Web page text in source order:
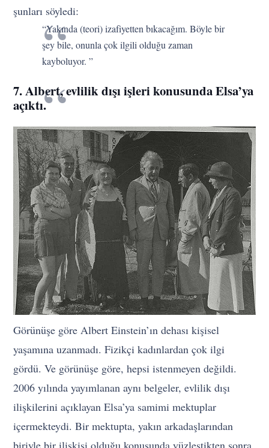
şunları söyledi:
“Yakında (teori) izafiyetten bıkacağım. Böyle bir
şey bile, onunla çok ilgili olduğu zaman
kayboluyor. ”
7. Albert, evlilik dışı işleri konusunda Elsa’ya
açıktı.
Görünüşe göre Albert Einstein’ın dehası kişisel
yaşamına uzanmadı. Fizikçi kadınlardan çok ilgi
gördü. Ve görünüşe göre, hepsi istenmeyen değildi.
2006 yılında yayımlanan aynı belgeler, evlilik dışı
ilişkilerini açıklayan Elsa’ya samimi mektuplar
içermekteydi. Bir mektupta, yakın arkadaşlarından
biriyle bir ilişkisi olduğu konusunda yüzleştikten sonra,